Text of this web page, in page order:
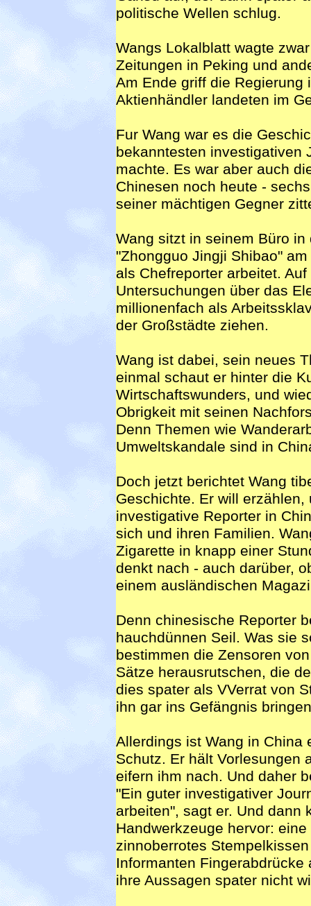
politische Wellen schlug.
Wangs Lokalblatt wagte
Zeitungen in Peking und
Am Ende griff die
Aktienhändler landeten im
Fur Wang war es die
bekanntesten investigativen
machte. Es war aber auch
Chinesen noch heute -
seiner mächtigen Gegner
Wang sitzt in seinem Büro
"Zhongguo Jingji Shibao"
als Chefreporter arbeitet.
Untersuchungen über das
millionenfach als
der Großstädte ziehen.
Wang ist dabei, sein neues
einmal schaut er hinter die
Wirtschaftswunders, und
Obrigkeit mit seinen
Denn Themen wie
Umweltskandale sind in
Doch jetzt berichtet Wang
Geschichte. Er will
investigative Reporter in
sich und ihren Familien.
Zigarette in knapp einer
denkt nach - auch darüber,
einem ausländischen
Denn chinesische Reporter
hauchdünnen Seil. Was sie
bestimmen die Zensoren
Sätze herausrutschen, die
dies spater als VVerrat von
ihn gar ins Gefängnis
Allerdings ist Wang in China
Schutz. Er hält Vorlesungen
eifern ihm nach. Und daher
"Ein guter investigativer
arbeiten", sagt er. Und dann
Handwerkzeuge hervor:
zinnoberrotes
Informanten
ihre Aussagen spater nicht